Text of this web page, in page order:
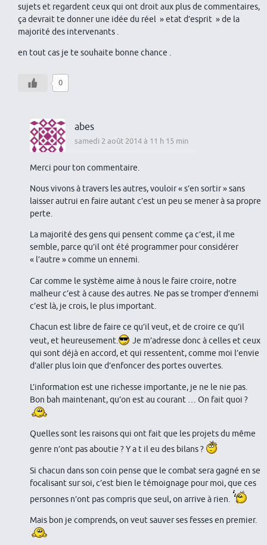
sujets et regardent ceux qui ont droit aux plus de commentaires,
ça devrait te donner une idée du réel » etat d’esprit » de la
majorité des intervenants .
en tout cas je te souhaite bonne chance .
0
abes
samedi 2 août 2014 à 11 h 15 min
Merci pour ton commentaire.
Nous vivons à travers les autres, vouloir « s’en sortir » sans
laisser autrui en faire autant c’est un peu se mener à sa propre
perte.
La majorité des gens qui pensent comme ça c’est, il me
semble, parce qu’il ont été programmer pour considérer
« l’autre » comme un ennemi.
Car comme le système aime à nous le faire croire, notre
malheur c’est à cause des autres. Ne pas se tromper d’ennemi
c’est là, je crois, le plus important.
Chacun est libre de faire ce qu’il veut, et de croire ce qu’il
veut, et heureusement.
Je m’adresse donc à celles et ceux
qui sont déjà en accord, et qui ressentent, comme moi l’envie
d’aller plus loin que d’enfoncer des portes ouvertes.
L’information est une richesse importante, je ne le nie pas.
Bon bah maintenant, qu’on est au courant … On fait quoi ?
Quelles sont les raisons qui ont fait que les projets du même
genre n’ont pas aboutie ? Y a t il eu des bilans ?
Si chacun dans son coin pense que le combat sera gagné en se
focalisant sur soi, c’est bien le témoignage pour moi, que ces
personnes n’ont pas compris que seul, on arrive à rien.
Mais bon je comprends, on veut sauver ses fesses en premier.